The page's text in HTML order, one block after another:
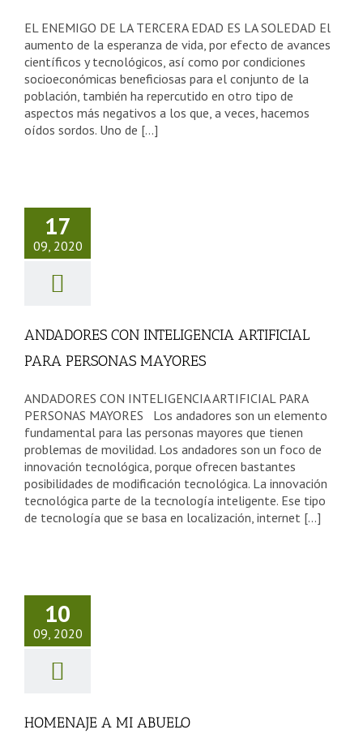
EL ENEMIGO DE LA TERCERA EDAD ES LA SOLEDAD El
aumento de la esperanza de vida, por efecto de avances
científicos y tecnológicos, así como por condiciones
socioeconómicas beneficiosas para el conjunto de la
población, también ha repercutido en otro tipo de
aspectos más negativos a los que, a veces, hacemos
oídos sordos. Uno de [...]
17
09, 2020
ANDADORES CON INTELIGENCIA ARTIFICIAL
PARA PERSONAS MAYORES
ANDADORES CON INTELIGENCIA ARTIFICIAL PARA
PERSONAS MAYORES Los andadores son un elemento
fundamental para las personas mayores que tienen
problemas de movilidad. Los andadores son un foco de
innovación tecnológica, porque ofrecen bastantes
posibilidades de modificación tecnológica. La innovación
tecnológica parte de la tecnología inteligente. Ese tipo
de tecnología que se basa en localización, internet [...]
10
09, 2020
A
Tercera Edad
HOMENAJE A MI ABUELO